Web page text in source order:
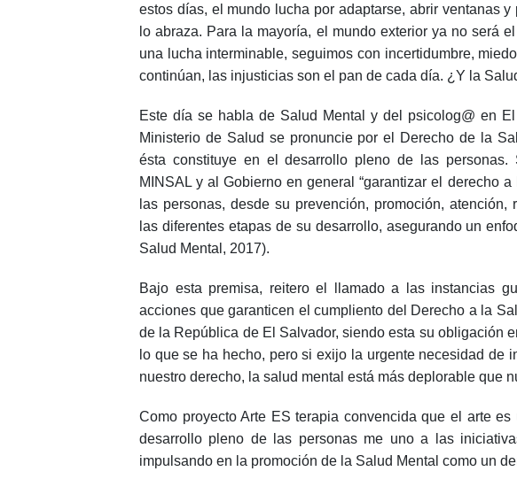
estos días, el mundo lucha por adaptarse, abrir ventanas
lo abraza. Para la mayoría, el mundo exterior ya no será
una lucha interminable, seguimos con incertidumbre,
continúan, las injusticias son el pan de cada día. ¿Y la
Este día se habla de Salud Mental y del psicolog@ en
Ministerio de Salud se pronuncie por el Derecho de la
ésta constituye en el desarrollo pleno de las personas.
MINSAL y al Gobierno en general “garantizar el derecho
las personas, desde su prevención, promoción,
las diferentes etapas de su desarrollo, asegurando un
Salud Mental, 2017).
Bajo esta premisa, reitero el llamado a las instancias
acciones que garanticen el cumpliento del Derecho a la
de la República de El Salvador, siendo esta su obligación
lo que se ha hecho, pero si exijo la urgente necesidad de
nuestro derecho, la salud mental está más deplorable que
Como proyecto Arte ES terapia convencida que el arte es
desarrollo pleno de las personas me uno a las
impulsando en la promoción de la Salud Mental como un